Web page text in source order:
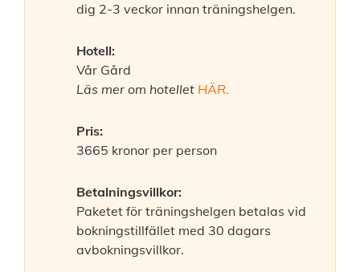
dig 2-3 veckor innan träningshelgen.
Hotell:
Vår Gård
Läs mer om hotellet HÄR.
Pris:
3665 kronor per person
Betalningsvillkor:
Paketet för träningshelgen betalas vid
bokningstillfället med 30 dagars
avbokningsvillkor.